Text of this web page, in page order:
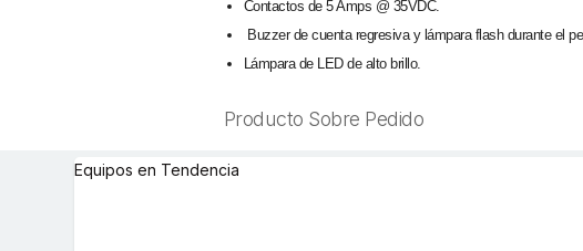
Contactos de 5 Amps @ 35VDC.
Buzzer de cuenta regresiva y lámpara flash durante el
Lámpara de LED de alto brillo.
Producto Sobre Pedido
Equipos en Tendencia